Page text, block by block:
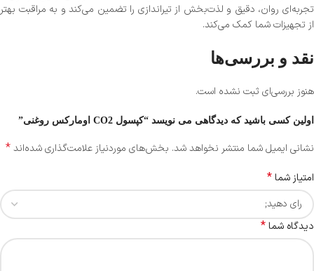
تجربه‌ای روان، دقیق و لذت‌بخش از تیراندازی را تضمین می‌کند و به مراقبت بهتر
از تجهیزات شما کمک می‌کند.
نقد و بررسی‌ها
هنوز بررسی‌ای ثبت نشده است.
اولین کسی باشید که دیدگاهی می نویسد “کپسول CO2 اومارکس روغنی”
نشانی ایمیل شما منتشر نخواهد شد. بخش‌های موردنیاز علامت‌گذاری شده‌اند*
امتیاز شما*
دیدگاه شما*